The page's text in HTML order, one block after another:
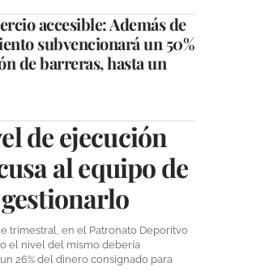
accesible: Además de
subvencionará un 50%
de barreras, hasta un
de ejecución
al equipo de
trimestral, en el Patronato Deporitvo
el nivel del mismo debería
26% del dinero consignado para